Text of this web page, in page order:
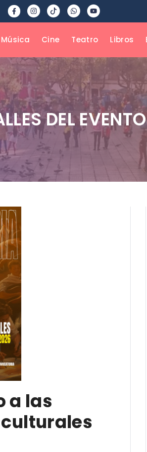
Música Cine Teatro Libros
DEL EVENTO
a las